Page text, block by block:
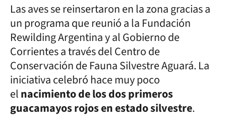
Las aves se reinsertaron en la zona gracias a
un programa que reunió a la Fundación
Rewilding Argentina y al Gobierno de
Corrientes a través del Centro de
Conservación de Fauna Silvestre Aguará. La
iniciativa celebró hace muy poco
elnacimiento de los dos primeros
guacamayos rojos en estado silvestre.